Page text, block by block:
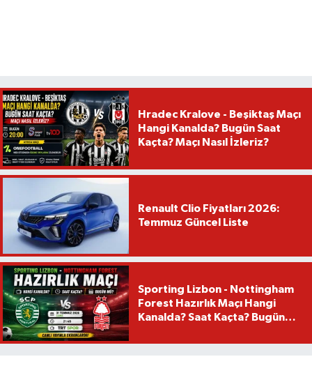
Hradec Kralove - Beşiktaş Maçı
Hangi Kanalda? Bugün Saat
Kaçta? Maçı Nasıl İzleriz?
Renault Clio Fiyatları 2026:
Temmuz Güncel Liste
Sporting Lizbon - Nottingham
Forest Hazırlık Maçı Hangi
Kanalda? Saat Kaçta? Bugün